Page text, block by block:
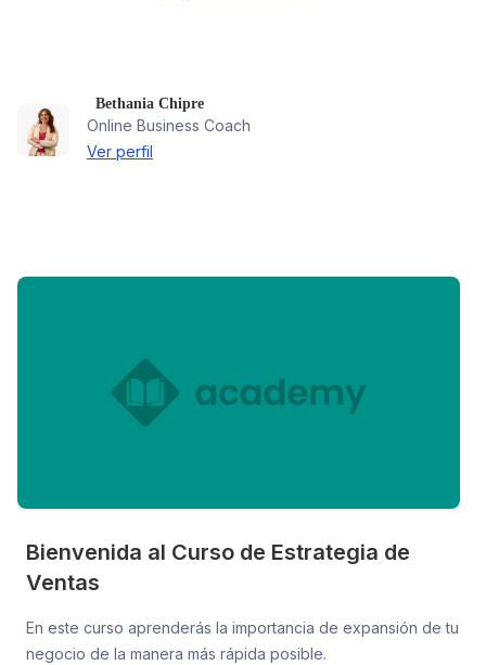
Bethania Chipre
Online Business Coach
Ver perfil
Bienvenida al Curso de Estrategia de
Ventas
En este curso aprenderás la importancia de expansión de tu
negocio de la manera más rápida posible.